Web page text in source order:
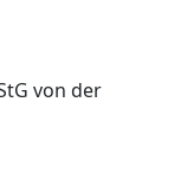
von der